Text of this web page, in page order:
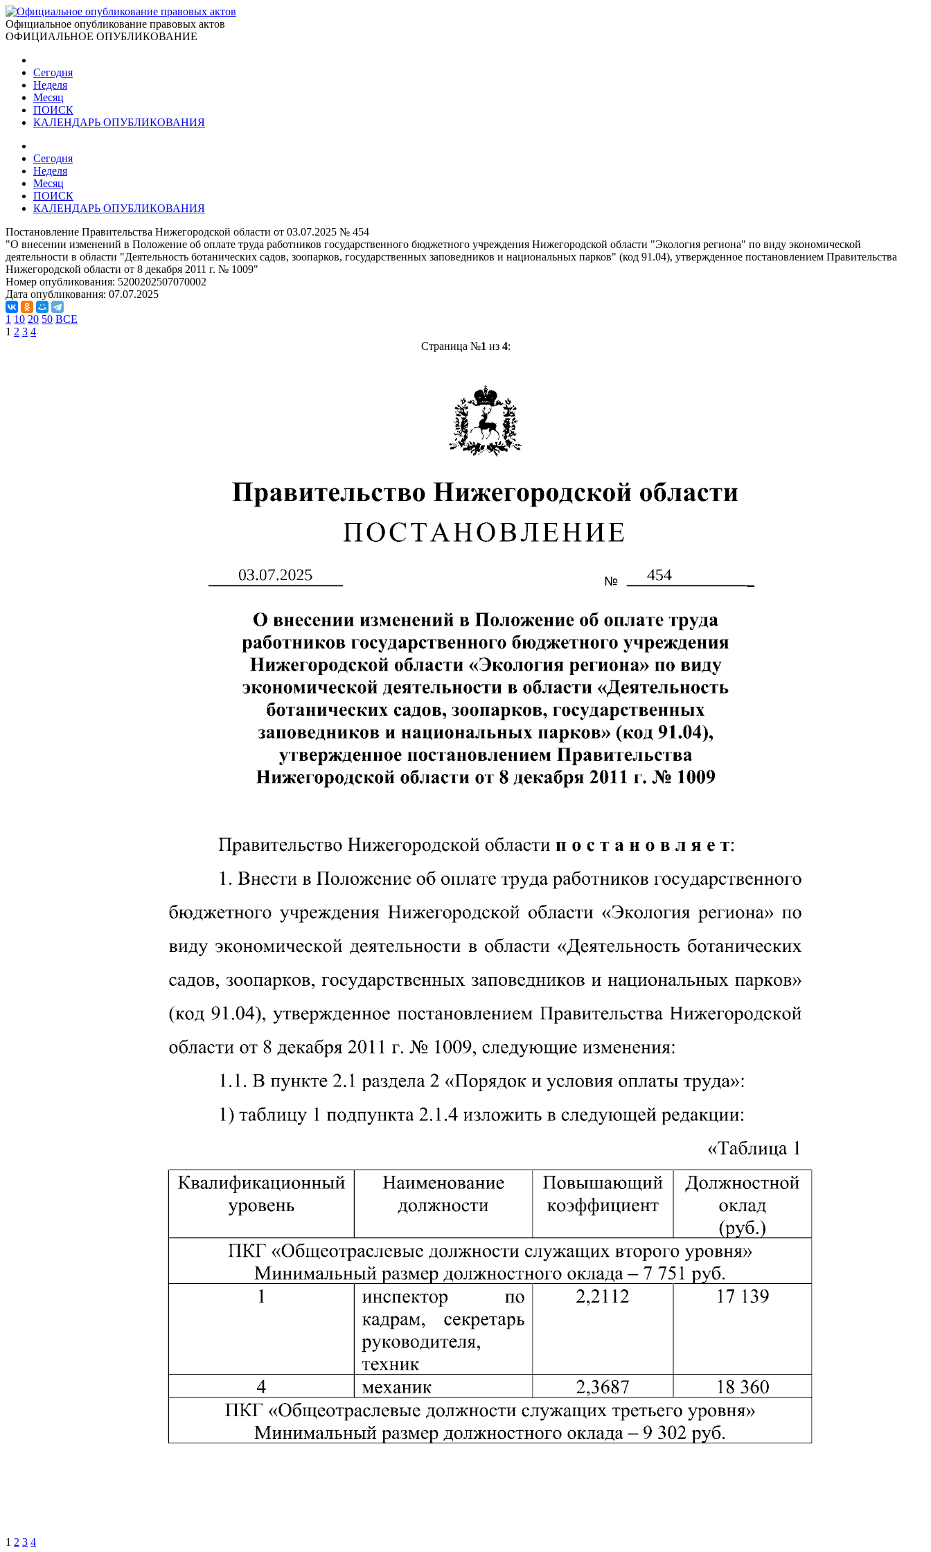
Официальное опубликование правовых актов
ОФИЦИАЛЬНОЕ ОПУБЛИКОВАНИЕ
Сегодня
Неделя
Месяц
ПОИСК
КАЛЕНДАРЬ ОПУБЛИКОВАНИЯ
Сегодня
Неделя
Месяц
ПОИСК
КАЛЕНДАРЬ ОПУБЛИКОВАНИЯ
Постановление Правительства Нижегородской области от 03.07.2025 № 454
"О внесении изменений в Положение об оплате труда работников государственного бюджетного учреждения Нижегородской области "Экология региона" по виду экономической
деятельности в области "Деятельность ботанических садов, зоопарков, государственных заповедников и национальных парков" (код 91.04), утвержденное постановлением Правительства
Нижегородской области от 8 декабря 2011 г. № 1009"
Номер опубликования: 5200202507070002
Дата опубликования: 07.07.2025
1 10 20 50 ВСЕ
1 2 3 4
Страница №1 из 4:
1 2 3 4